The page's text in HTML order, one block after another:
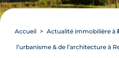
Accueil Actualité immobilière à
l’urbanisme & de l’architecture à